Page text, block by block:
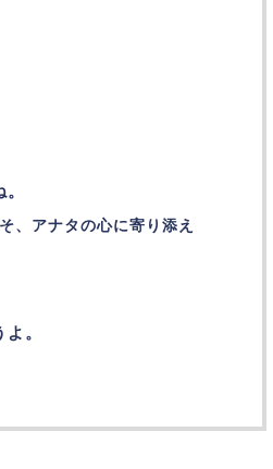
、アナタの心に寄り添え
。